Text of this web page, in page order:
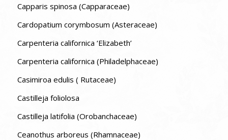
Capparis spinosa (Capparaceae)
Cardopatium corymbosum (Asteraceae)
Carpenteria californica ‘Elizabeth’
Carpenteria californica (Philadelphaceae)
Casimiroa edulis ( Rutaceae)
Castilleja foliolosa
Castilleja latifolia (Orobanchaceae)
Ceanothus arboreus (Rhamnaceae)